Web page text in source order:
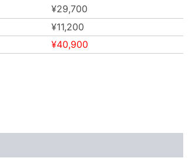
¥29,700
¥11,200
¥40,900